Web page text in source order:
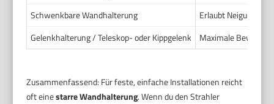
Schwenkbare Wandhalterung
Erlaubt Neigung
Gelenkhalterung / Teleskop- oder Kippgelenk
Maximale
Zusammenfassend: Für feste, einfache Installationen reicht
oft einestarre Wandhalterung. Wenn du den Strahler